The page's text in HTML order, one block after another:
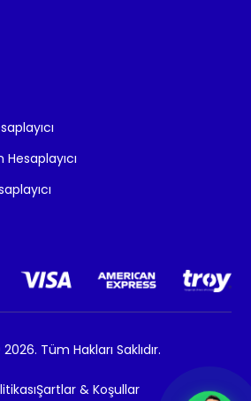
Tüm Hakları Saklıdır.
Şartlar & Koşullar